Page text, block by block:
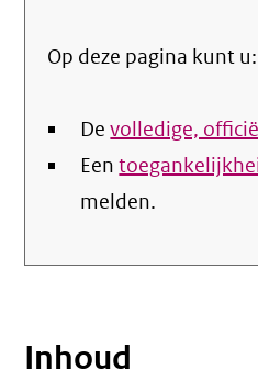
Op deze pagina kunt u:
Devolledige,
Een
melden.
Inhoud